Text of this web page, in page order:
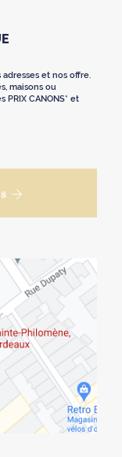
adresses et nos offre.
maisons ou
CANONS* et